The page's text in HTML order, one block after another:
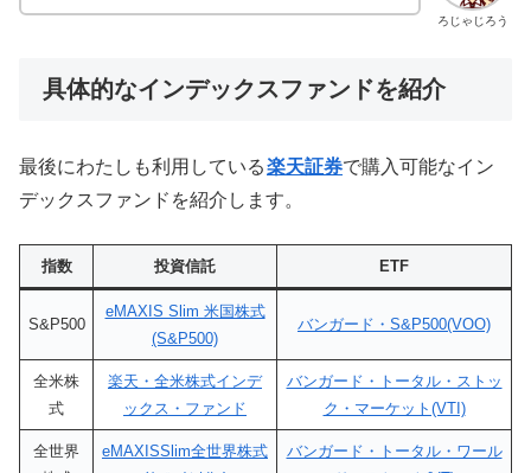
ろじゃじろう
具体的なインデックスファンドを紹介
最後にわたしも利用している楽天証券で購入可能なイン
デックスファンドを紹介します。
指数 投資信託 ETF
S&P500
eMAXIS Slim 米国株式
(S&P500)
バンガード・S&P500(VOO)
全米株
式
楽天・全米株式インデ
ックス・ファンド
バンガード・トータル・ストッ
ク・マーケット(VTI)
全世界
eMAXISSlim全世界株式
バンガード・トータル・ワール